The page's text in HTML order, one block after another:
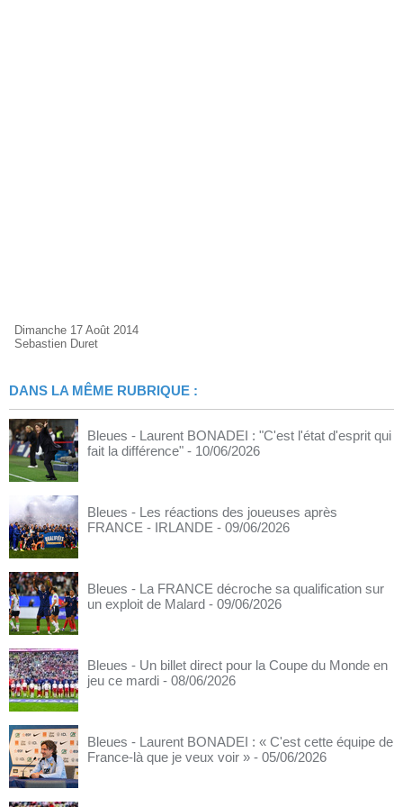
Dimanche 17 Août 2014
Sebastien Duret
DANS LA MÊME RUBRIQUE :
Bleues - Laurent BONADEI : "C'est l'état d'esprit qui
fait la différence" - 10/06/2026
Bleues - Les réactions des joueuses après
FRANCE - IRLANDE - 09/06/2026
Bleues - La FRANCE décroche sa qualification sur
un exploit de Malard - 09/06/2026
Bleues - Un billet direct pour la Coupe du Monde en
jeu ce mardi - 08/06/2026
Bleues - Laurent BONADEI : « C'est cette équipe de
France-là que je veux voir » - 05/06/2026